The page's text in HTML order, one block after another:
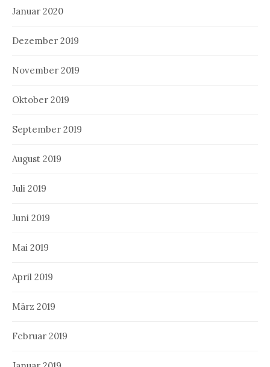
Januar 2020
Dezember 2019
November 2019
Oktober 2019
September 2019
August 2019
Juli 2019
Juni 2019
Mai 2019
April 2019
März 2019
Februar 2019